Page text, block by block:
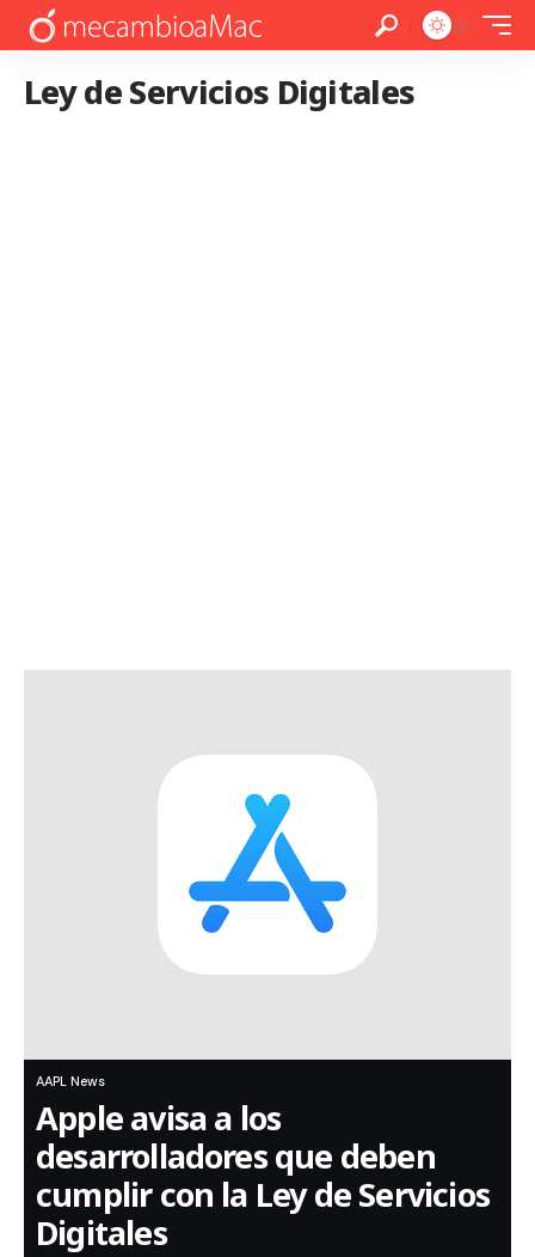
Ley de Servicios Digitales
AAPL News
Apple avisa a los
desarrolladores que deben
cumplir con la Ley de Servicios
Digitales